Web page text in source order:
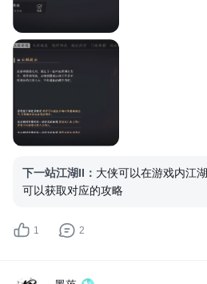
下一站江湖II ： 大侠可以在游戏内江
可以获取对应的攻略
1 2